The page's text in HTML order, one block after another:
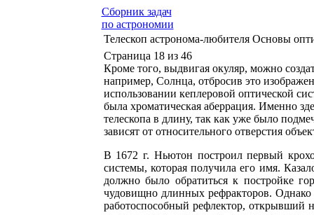
Сборник задач
по астрономии
Телескоп астронома-любителя Основы
Страница 18 из 46
Кроме того, выдвигая окуляр, можно
например, Солнца, отбросив это
использовании кеплеровой оптической
была хроматическая аберрация. Именно
телескопа в длину, так как уже было
зависят от относительного отверстия
В 1672 г. Ньютон построил первый
системы, которая получила его имя.
должно было обратиться к постройке
чудовищно длинных рефракторов.
работоспособный рефлектор, открывший